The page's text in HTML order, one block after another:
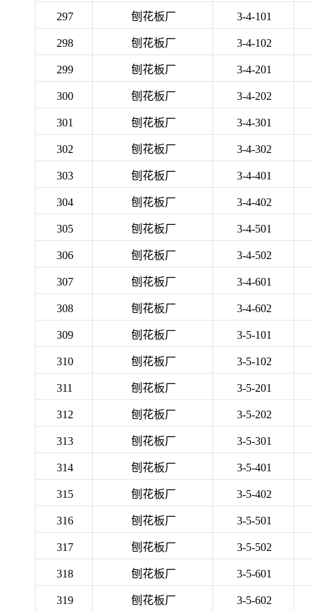
297 刨花板厂 3-4-101
298 刨花板厂 3-4-102
299 刨花板厂 3-4-201
300 刨花板厂 3-4-202
301 刨花板厂 3-4-301
302 刨花板厂 3-4-302
303 刨花板厂 3-4-401
304 刨花板厂 3-4-402
305 刨花板厂 3-4-501
306 刨花板厂 3-4-502
307 刨花板厂 3-4-601
308 刨花板厂 3-4-602
309 刨花板厂 3-5-101
310 刨花板厂 3-5-102
311 刨花板厂 3-5-201
312 刨花板厂 3-5-202
313 刨花板厂 3-5-301
314 刨花板厂 3-5-401
315 刨花板厂 3-5-402
316 刨花板厂 3-5-501
317 刨花板厂 3-5-502
318 刨花板厂 3-5-601
319 刨花板厂 3-5-602